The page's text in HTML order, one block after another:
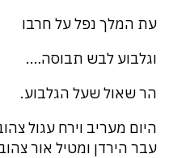
עת המלך נפל על חרבו
וגלבוע לבש תבוסה….
הר שאול שעל הגלבוע.
היום מעריב וירח עגול
עבר הירדן ומטיל אור